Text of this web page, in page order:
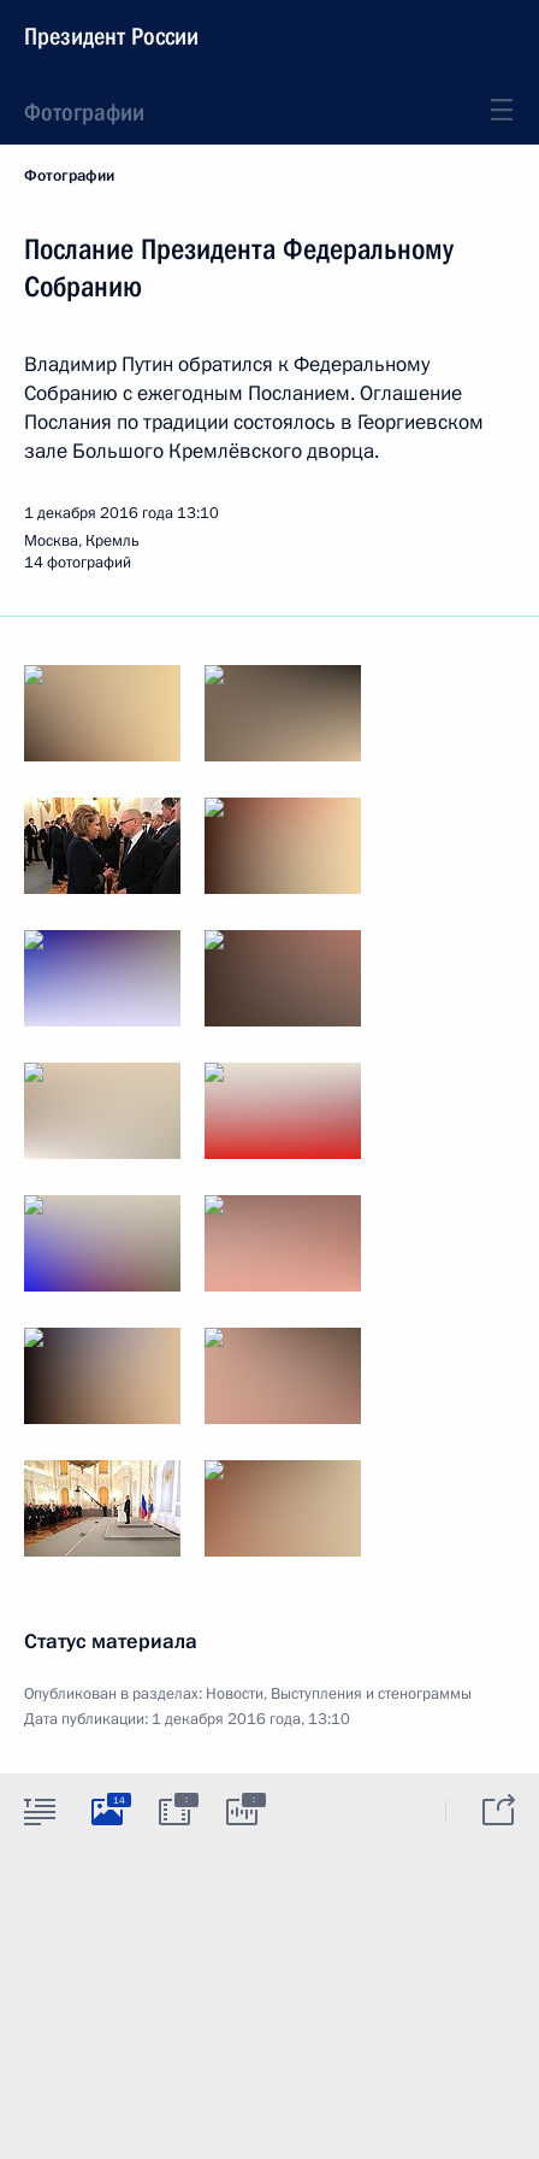
Президент России
Фотографии
Фотографии
Послание Президента Федеральному
Собранию
Владимир Путин обратился к Федеральному
Собранию с ежегодным Посланием. Оглашение
Послания по традиции состоялось в Георгиевском
зале Большого Кремлёвского дворца.
1 декабря 2016 года 13:10
Москва, Кремль
14 фотографий
Статус материала
Опубликован в разделах: Новости, Выступления и стенограммы
Дата публикации: 1 декабря 2016 года, 13:10
14 : :